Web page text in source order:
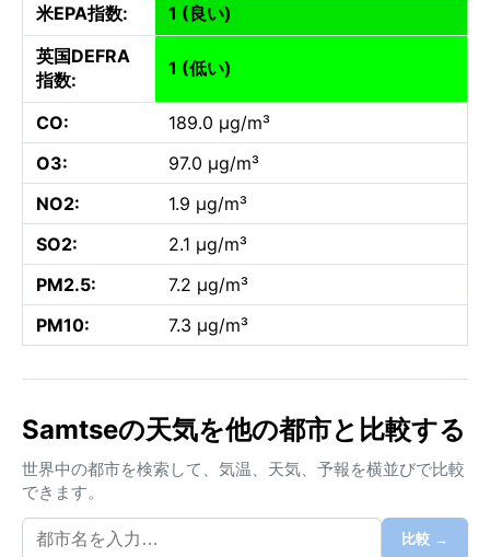
米EPA指数:
1 (良い)
英国DEFRA
指数:
1 (低い)
CO:
189.0 µg/m³
O3:
97.0 µg/m³
NO2:
1.9 µg/m³
SO2:
2.1 µg/m³
PM2.5:
7.2 µg/m³
PM10:
7.3 µg/m³
Samtseの天気を他の都市と比較する
世界中の都市を検索して、気温、天気、予報を横並びで比較
できます。
比較 →